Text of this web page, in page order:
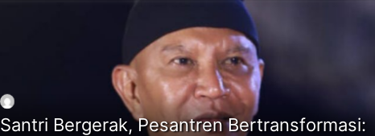
Santri Bergerak, Pesantren Bertransformasi: